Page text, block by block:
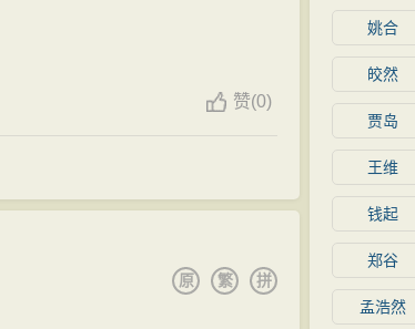
赞(0)
拼
繁
原
姚合
皎然
贾岛
王维
钱起
郑谷
孟浩然